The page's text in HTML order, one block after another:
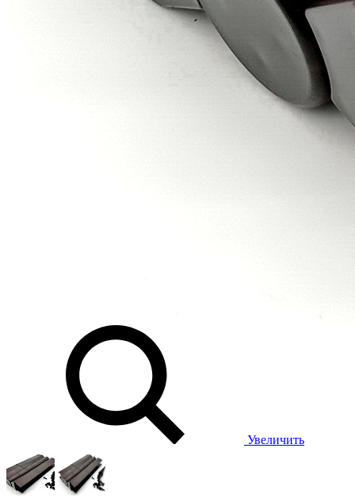
Увеличить